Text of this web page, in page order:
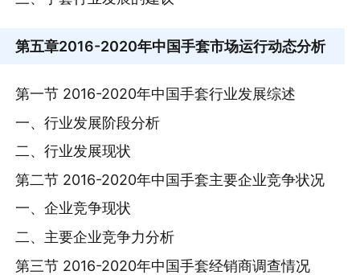
第五章2016-2020年中国手套市场运行动态分析
第一节 2016-2020年中国手套行业发展综述
一、行业发展阶段分析
二、行业发展现状
第二节 2016-2020年中国手套主要企业竞争状况
一、企业竞争现状
二、主要企业竞争力分析
第三节 2016-2020年中国手套经销商调查情况